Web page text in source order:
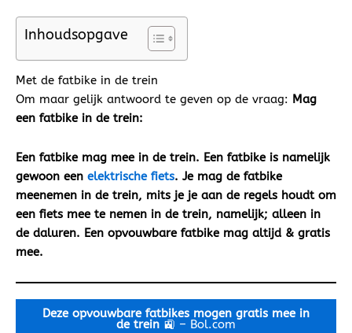
Inhoudsopgave
Met de fatbike in de trein
Om maar gelijk antwoord te geven op de vraag: Mag
een fatbike in de trein:
Een fatbike mag mee in de trein. Een fatbike is namelijk
gewoon een elektrische fiets. Je mag de fatbike
meenemen in de trein, mits je je aan de regels houdt om
een fiets mee te nemen in de trein, namelijk; alleen in
de daluren. Een opvouwbare fatbike mag altijd & gratis
mee.
Deze opvouwbare fatbikes mogen gratis mee in
de trein 🚉 – Bol.com